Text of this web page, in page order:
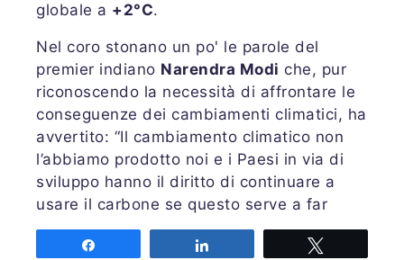
globale a +2°C.
Nel coro stonano un po' le parole del
premier indiano Narendra Modi che, pur
riconoscendo la necessità di affrontare le
conseguenze dei cambiamenti climatici, ha
avvertito: “Il cambiamento climatico non
l’abbiamo prodotto noi e i Paesi in via di
sviluppo hanno il diritto di continuare a
usare il carbone se questo serve a far
crescere le loro economie”. Una ragione
discutibile, ma pur sempre una ragione.